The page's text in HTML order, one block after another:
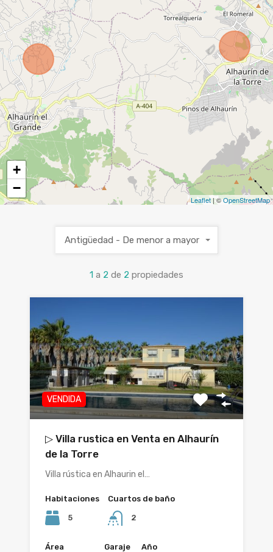
+
−
Leaflet | ©OpenStreetMap
1 a 2 de 2 propiedades
Antigüedad - De menor a mayor
VENDIDA
▷ Villa rustica en Venta en Alhaurín
de la Torre
Villa rústica en Alhaurin el…
Habitaciones
5
Cuartos de baño
2
Área Garaje Año